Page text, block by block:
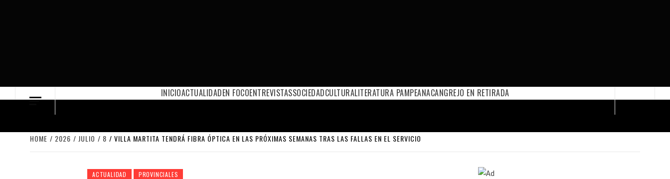
INICIOACTUALIDADEN FOCOENTREVISTASSOCIEDADCULTURALITERATURA PAMPEANACANGREJO EN RETIRADA
HOME 2026 JULIO 8 VILLA MARTITA TENDRÁ FIBRA ÓPTICA EN LAS PRÓXIMAS SEMANAS TRAS LAS FALLAS EN EL SERVICIO
ACTUALIDAD PROVINCIALES